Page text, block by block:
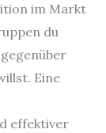
im Markt
du
Eine
effektiver